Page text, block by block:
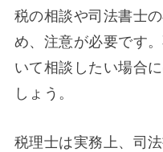
税の相談や司法書士
め、注意が必要です
いて相談したい場合
しょう。
税理士は実務上、司